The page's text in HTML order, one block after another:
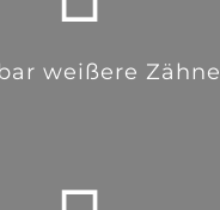
weißere Zähne